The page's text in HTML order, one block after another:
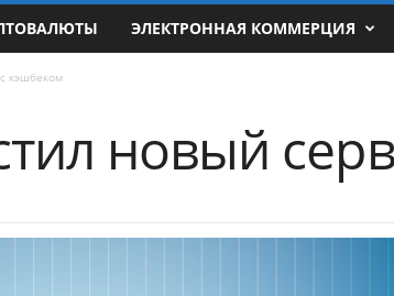
ЭЛЕКТРОННАЯ КОММЕРЦИЯ
кэшбеком
новый